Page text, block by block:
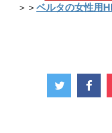
＞＞ ベルタの女性用